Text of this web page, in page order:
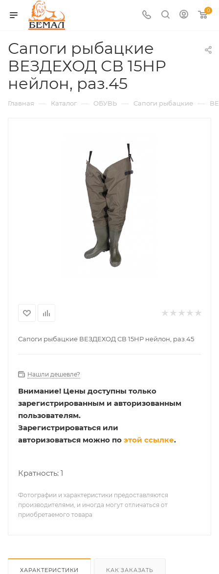
0
Сапоги рыбацкие
ВЕЗДЕХОД СВ 15НР
нейлон, раз.45
Главная — Каталог — ОБУВЬ — Сапоги рыбацкие —
Сапоги рыбацкие ВЕЗДЕХОД СВ 15НР нейлон, раз.45
Нашли дешевле?
Внимание! Цены доступны только
зарегистрированным и авторизованным
пользователям.
Зарегистрироваться или
авторизоваться можно по этой ссылке.
Кратность: 1
Фотографии и характеристики предоставляются
производителями, и иногда могут отличаться от
приобретаемого товара
ХАРАКТЕРИСТИКИ КАК ЗАКАЗАТЬ